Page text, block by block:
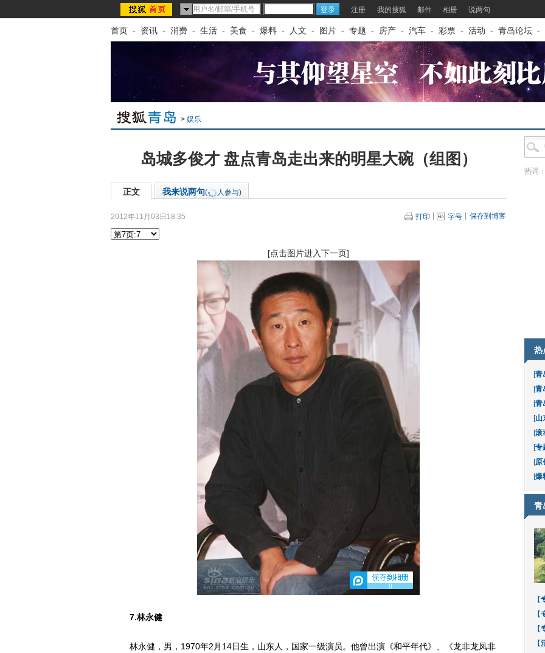
注册 我的搜狐 邮件 相册 说两句
首页 - 资讯 - 消费 - 生活 - 美食 - 爆料 - 人文 - 图片 - 专题 - 房产 - 汽车 - 彩票 - 活动 - 青岛论坛 -
> 娱乐
岛城多俊才 盘点青岛走出来的明星大碗（组图）
正文 我来说两句( 人参与)
2012年11月03日18:35 打印 字号 保存到博客
[点击图片进入下一页]
0
7.林永健
林永健，男，1970年2月14日生，山东人，国家一级演员。他曾出演《和平年代》、《龙非龙凤非
热词
热
[青
[青
[青
[山
[滚
[专
[原
[爆
青
【
【
【
【